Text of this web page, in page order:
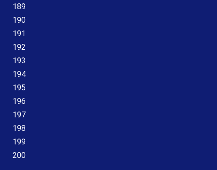
189
190
191
192
193
194
195
196
197
198
199
200